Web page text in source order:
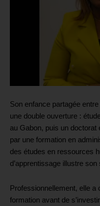
Son enfance partagée
une double ouverture :
au Gabon, puis un doctorat
par une formation en
des études en ressources
d’apprentissage illustre
Professionnellement, elle a
formation avant de